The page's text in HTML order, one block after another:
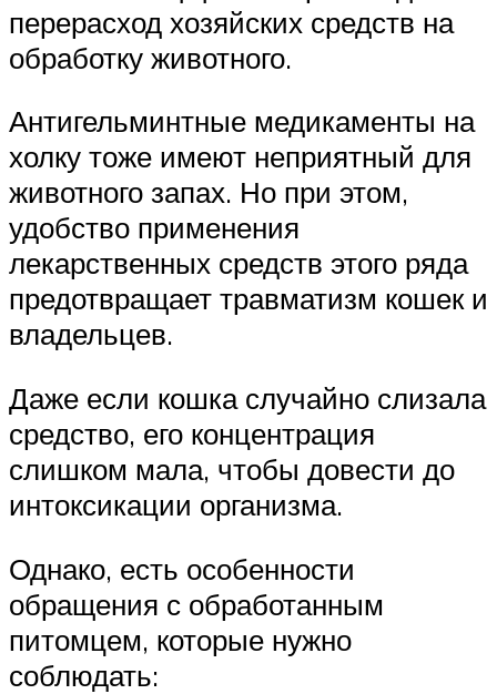
перерасход хозяйских средств на
обработку животного.
Антигельминтные медикаменты на
холку тоже имеют неприятный для
животного запах. Но при этом,
удобство применения
лекарственных средств этого ряда
предотвращает травматизм кошек и
владельцев.
Даже если кошка случайно слизала
средство, его концентрация
слишком мала, чтобы довести до
интоксикации организма.
Однако, есть особенности
обращения с обработанным
питомцем, которые нужно
соблюдать: